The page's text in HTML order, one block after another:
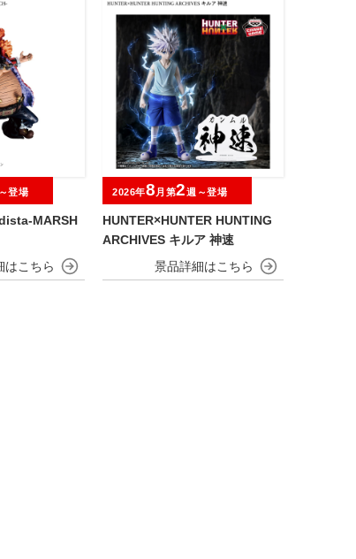
MARSH
登場
HUNTER×HUNTER HUNTING
ARCHIVES キルア 神速
2026年8 月第2週～登場